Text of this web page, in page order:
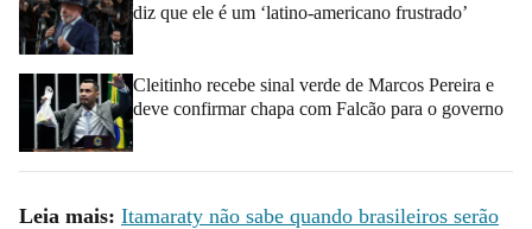
diz que ele é um ‘latino-americano frustrado’
Cleitinho recebe sinal verde de Marcos Pereira e
deve confirmar chapa com Falcão para o governo
Leia mais: Itamaraty não sabe quando brasileiros serão